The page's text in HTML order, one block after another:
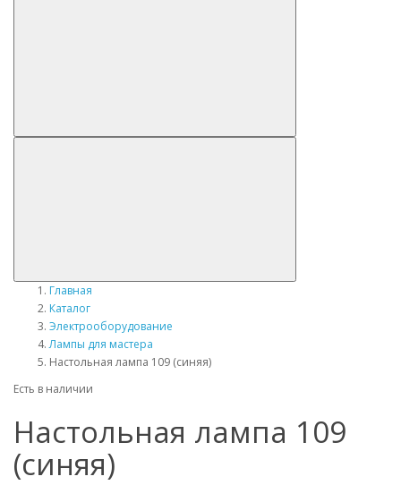
Главная
Каталог
Электрооборудование
Лампы для мастера
Настольная лампа 109 (синяя)
Есть в наличии
Настольная лампа 109
(синяя)